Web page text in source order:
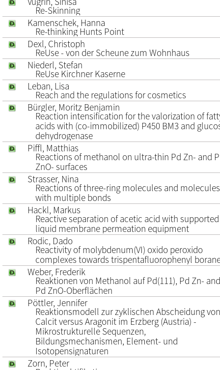
Re-Skinning
Kamenschek, Hanna
Re-thinking Hunts Point
Dexl, Christoph
ReUse - von der Scheune zum Wohnhaus
Niederl, Stefan
ReUse Kirchner Kaserne
Leban, Lisa
Reach and the regulations for cosmetics
Bürgler, Moritz Benjamin
Reaction intensification for the valorization of
acids with (co-immobilized) P450 BM3 and
dehydrogenase
Piffl, Matthias
Reactions of methanol on ultra-thin Pd Zn- and
ZnO- surfaces
Strasser, Nina
Reactions of three-ring molecules and molecules
with multiple bonds
Hackl, Markus
Reactive separation of acetic acid with supported
liquid membrane permeation equipment
Rodic, Dado
Reactivity of molybdenum(VI) oxido peroxido
complexes towards trispentafluorophenyl
Weber, Frederik
Reaktionen von Methanol auf Pd(111), Pd Zn- and
Pd ZnO-Oberflächen
Pöttler, Jennifer
Reaktionsmodell zur zyklischen Abscheidung von
Calcit versus Aragonit im Erzberg (Austria) -
Mikrostrukturelle Sequenzen,
Bildungsmechanismen, Element- und
Isotopensignaturen
Zorn, Peter